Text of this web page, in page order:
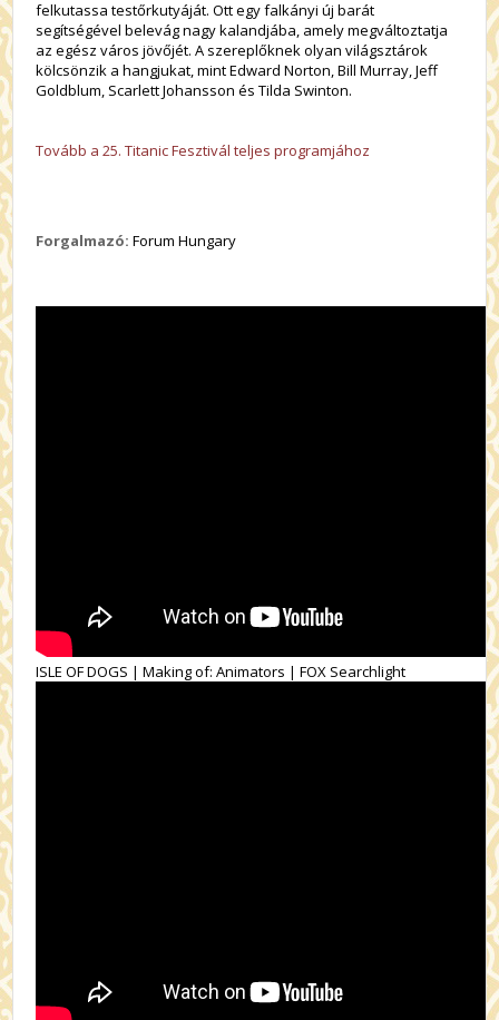
felkutassa testőrkutyáját. Ott egy falkányi új barát
segítségével belevág nagy kalandjába, amely megváltoztatja
az egész város jövőjét. A szereplőknek olyan világsztárok
kölcsönzik a hangjukat, mint Edward Norton, Bill Murray, Jeff
Goldblum, Scarlett Johansson és Tilda Swinton.
Tovább a 25. Titanic Fesztivál teljes programjához
Forgalmazó: Forum Hungary
ISLE OF DOGS | Making of: Animators | FOX Searchlight